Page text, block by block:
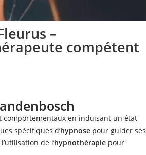
–
compétent
en induisant un état
spécifiques d’hypnose pour guider ses
de l’hypnothérapie pour